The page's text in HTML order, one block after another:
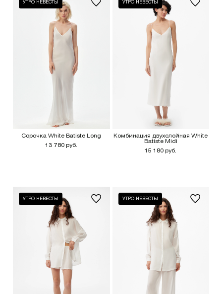
УТРО НЕВЕСТЫ
Сорочка White Batiste Long
13 780 руб.
УТРО НЕВЕСТЫ
Комбинация двухслойная White
Batiste Midi
15 180 руб.
УТРО НЕВЕСТЫ УТРО НЕВЕСТЫ